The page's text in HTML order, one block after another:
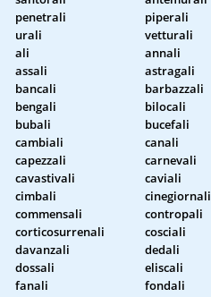
penetrali
piperali
urali
vetturali
ali
annali
assali
astragali
bancali
barbazzali
bengali
bilocali
bubali
bucefali
cambiali
canali
capezzali
carnevali
cavastivali
caviali
cimbali
cinegiornali
commensali
contropali
corticosurrenali
cosciali
davanzali
dedali
dossali
eliscali
fanali
fondali